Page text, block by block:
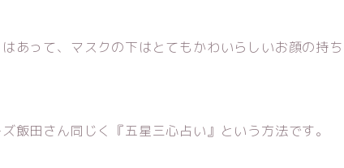
あって、マスクの下はとてもかわいらしいお顔の持ち
飯田さん同じく『五星三心占い』という方法です。